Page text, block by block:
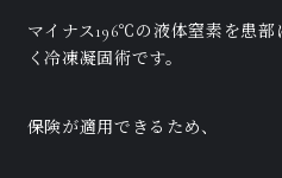
マイナス196℃の液体窒素を患
く冷凍凝固術です。
保険が適用できるため、